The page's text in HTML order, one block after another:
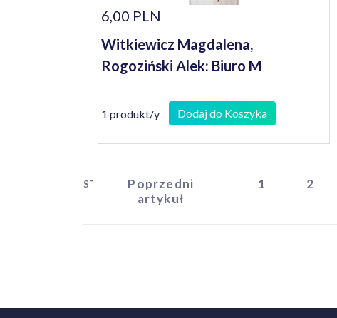
6,00 PLN
Witkiewicz Magdalena,
Rogoziński Alek: Biuro M
1 produkt/y Dodaj do Koszyka
START
Poprzedni
artykuł
1 2